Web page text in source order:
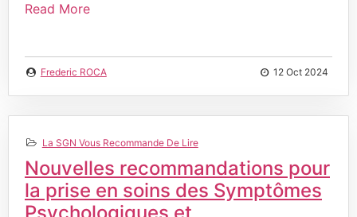
Read More
Frederic ROCA 12 Oct 2024
La SGN Vous Recommande De Lire
Nouvelles recommandations pour
la prise en soins des Symptômes